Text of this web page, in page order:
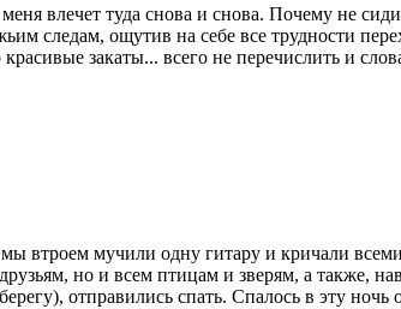
влечет туда снова и снова. Почему не
следам, ощутив на себе все трудности
закаты... всего не перечислить и
втроем мучили одну гитару и кричали
но и всем птицам и зверям, а также,
отправились спать. Спалось в эту ночь